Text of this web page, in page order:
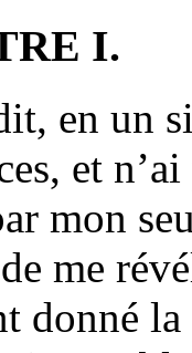
I.
en un
et
mon
me
donné